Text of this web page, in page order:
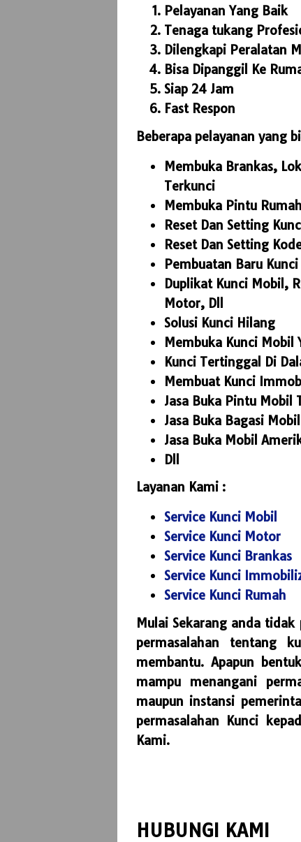
Pelayanan Yang Baik
Tenaga tukang
Dilengkapi Peralatan
Bisa Dipanggil Ke
Siap 24 Jam
Fast Respon
Beberapa pelayanan yang
Membuka Brankas,
Terkunci
Membuka Pintu
Reset Dan Setting
Reset Dan Setting
Pembuatan Baru
Duplikat Kunci Mobil,
Motor, Dll
Solusi Kunci Hilang
Membuka Kunci Mobil
Kunci Tertinggal Di
Membuat Kunci
Jasa Buka Pintu Mobil
Jasa Buka Bagasi
Jasa Buka Mobil
Dll
Layanan Kami :
Service Kunci Mobil
Service Kunci Motor
Service Kunci Brankas
Service Kunci
Service Kunci Rumah
Mulai Sekarang anda
permasalahan tentang
membantu. Apapun
mampu menangani
maupun instansi
permasalahan Kunci
Kami.
HUBUNGI KAMI